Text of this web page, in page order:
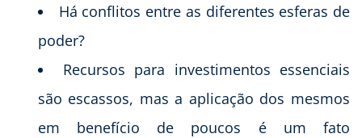
Há conflitos entre as diferentes esferas de
poder?
Recursos para investimentos essenciais
são escassos, mas a aplicação dos mesmos
em benefício de poucos é um fato